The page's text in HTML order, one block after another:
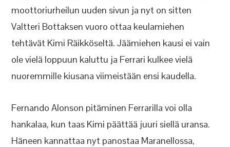
moottoriurheilun uuden sivun ja nyt on sitten
Valtteri Bottaksen vuoro ottaa keulamiehen
tehtävät Kimi Räikköseltä. Jäämiehen kausi ei vain
ole vielä loppuun kaluttu ja Ferrari kulkee vielä
nuoremmille kiusana viimeistään ensi kaudella.
Fernando Alonson pitäminen Ferrarilla voi olla
hankalaa, kun taas Kimi päättää juuri siellä uransa.
Häneen kannattaa nyt panostaa Maranellossa,